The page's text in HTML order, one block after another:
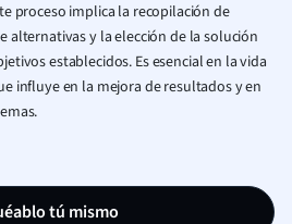
proceso implica la recopilación de
alternativas y la elección de la solución
establecidos. Es esencial en la vida
influye en la mejora de resultados y en
tú mismo